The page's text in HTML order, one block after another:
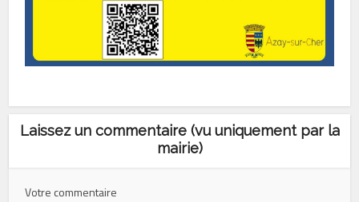
Laissez un commentaire (vu uniquement par la
mairie)
Votre commentaire